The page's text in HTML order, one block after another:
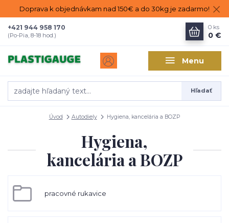
Doprava k objednávkam nad 150€ a do 30kg je zadarmo!
Menu
Hľadať
+421 944 958 170
(Po-Pia, 8-18 hod.)
0 ks
0 €
Úvod Autodiely Hygiena, kancelária a BOZP
Hygiena,
kancelária a BOZP
pracovné rukavice